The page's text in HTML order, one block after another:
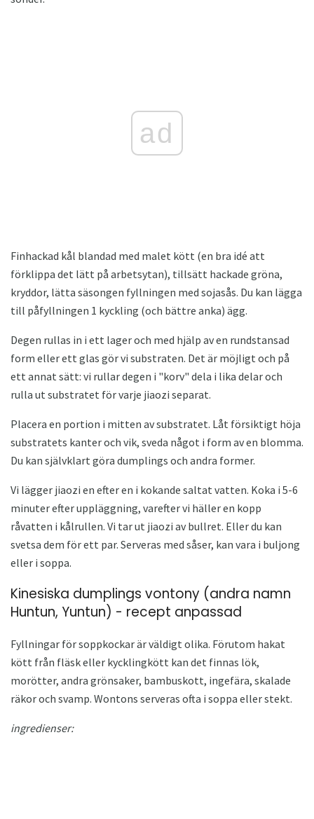
ad
Finhackad kål blandad med malet kött (en bra idé att
förklippa det lätt på arbetsytan), tillsätt hackade gröna,
kryddor, lätta säsongen fyllningen med sojasås. Du kan lägga
till påfyllningen 1 kyckling (och bättre anka) ägg.
Degen rullas in i ett lager och med hjälp av en rundstansad
form eller ett glas gör vi substraten. Det är möjligt och på
ett annat sätt: vi rullar degen i "korv" dela i lika delar och
rulla ut substratet för varje jiaozi separat.
Placera en portion i mitten av substratet. Låt försiktigt höja
substratets kanter och vik, sveda något i form av en blomma.
Du kan självklart göra dumplings och andra former.
Vi lägger jiaozi en efter en i kokande saltat vatten. Koka i 5-6
minuter efter uppläggning, varefter vi häller en kopp
råvatten i kålrullen. Vi tar ut jiaozi av bullret. Eller du kan
svetsa dem för ett par. Serveras med såser, kan vara i buljong
eller i soppa.
Kinesiska dumplings vontony (andra namn
Huntun, Yuntun) - recept anpassad
Fyllningar för soppkockar är väldigt olika. Förutom hakat
kött från fläsk eller kycklingkött kan det finnas lök,
morötter, andra grönsaker, bambuskott, ingefära, skalade
räkor och svamp. Wontons serveras ofta i soppa eller stekt.
ingredienser: